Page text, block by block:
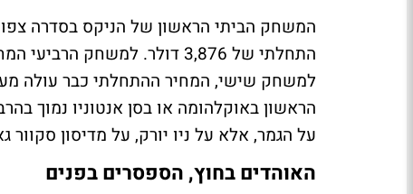
על הגמר, אלא על ניו יורק, על מדיסון סקוור
האוהדים בחוץ, הספסרים בפנים